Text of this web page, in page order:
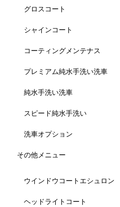
グロスコート
シャインコート
コーティングメンテナス
プレミアム純水手洗い洗車
純水手洗い洗車
スピード純水手洗い
洗車オプション
その他メニュー
ウインドウコートエシュロン
ヘッドライトコート